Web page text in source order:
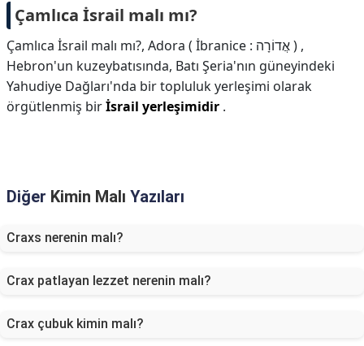
Çamlıca İsrail malı mı?
Çamlıca İsrail malı mı?, Adora ( İbranice : אֲדוֹרָה ) ,
Hebron'un kuzeybatısında, Batı Şeria'nın güneyindeki
Yahudiye Dağları'nda bir topluluk yerleşimi olarak
örgütlenmiş birİsrail yerleşimidir .
Diğer Kimin Malı Yazıları
Craxs nerenin malı?
Crax patlayan lezzet nerenin malı?
Crax çubuk kimin malı?